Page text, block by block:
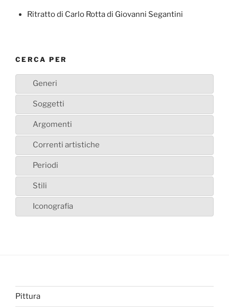
Ritratto di Carlo Rotta di Giovanni Segantini
CERCA PER
Generi
Soggetti
Argomenti
Correnti artistiche
Periodi
Stili
Iconografia
Pittura